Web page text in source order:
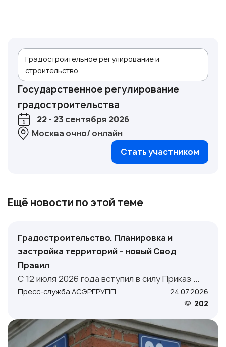
Градостроительное регулирование и
строительство
Государственное регулирование
градостроительства
22 - 23 сентября 2026
Москва очно/ онлайн
Стать участником
Ещё новости по этой теме
Градостроительство. Планировка и
застройка территорий – новый Свод
Правил
С 12 июля 2026 года вступил в силу Приказ ...
Пресс-служба АСЭРГРУПП
24.07.2026
202